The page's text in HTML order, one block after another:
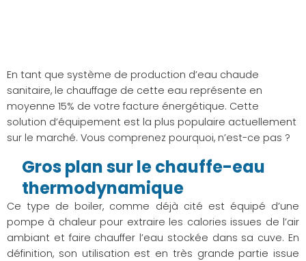
En tant que système de production d’eau chaude
sanitaire, le chauffage de cette eau représente en
moyenne 15% de votre facture énergétique. Cette
solution d’équipement est la plus populaire actuellement
sur le marché. Vous comprenez pourquoi, n’est-ce pas ?
Gros plan sur le chauffe-eau
thermodynamique
Ce type de boiler, comme déjà cité est équipé d’une
pompe à chaleur pour extraire les calories issues de l’air
ambiant et faire chauffer l’eau stockée dans sa cuve. En
définition, son utilisation est en très grande partie issue